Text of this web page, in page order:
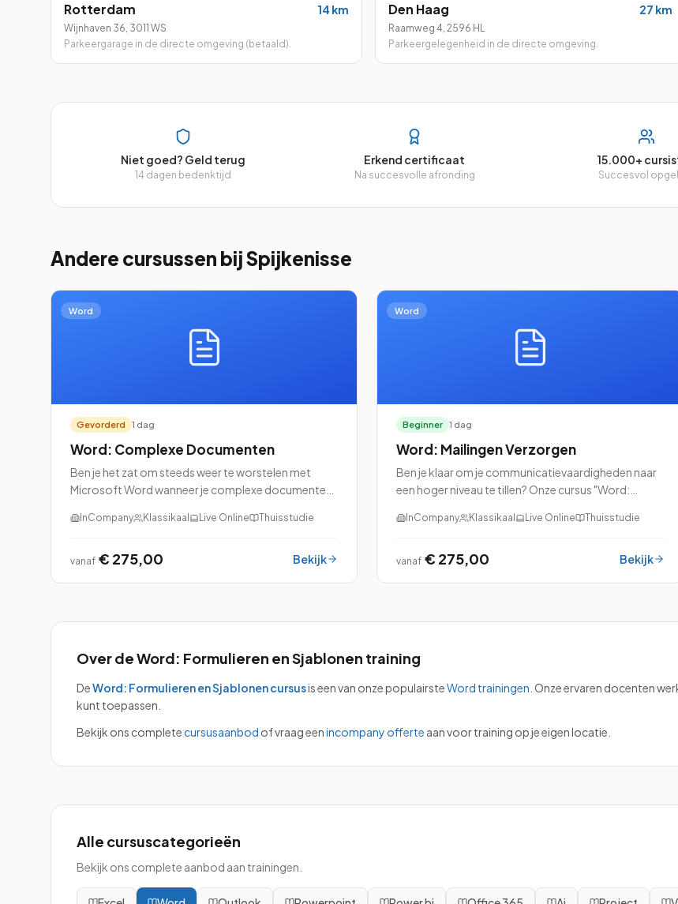
Rotterdam 14 km
Wijnhaven 36, 3011 WS
Parkeergarage in de directe omgeving (betaald).
Den Haag 27 km
Raamweg 4, 2596 HL
Parkeergelegenheid in de directe omgeving.
Niet goed? Geld terug
14 dagen bedenktijd
Erkend certificaat
Na succesvolle afronding
15.000+
Succesvol
Andere cursussen bij Spijkenisse
Word
Gevorderd 1 dag
Word: Complexe Documenten
Ben je het zat om steeds weer te worstelen met
Microsoft Word wanneer je complexe documenten
cursus “Word: Complexe Documenten” is speciaal
Tijdens deze cursus duiken we diep in de
InCompany Klassikaal Live Online Thuisstudie
vanaf € 275,00 Bekijk
Word
Beginner 1 dag
Word: Mailingen Verzorgen
Ben je klaar om je communicatievaardigheden naar
een hoger niveau te tillen? Onze cursus "Word:
InCompany Klassikaal Live Online Thuisstudie
vanaf € 275,00 Bekijk
Over deWord: Formulieren en Sjablonen training
DeWord: Formulieren en Sjablonencursusis een van onze populairsteWord trainingen Onze ervaren docenten
kunt toepassen.
Bekijk ons completecursusaanbod of vraag eenincompany offerte aan voor training op je eigen locatie.
Alle cursuscategorieën
Bekijk ons complete aanbod aan trainingen.